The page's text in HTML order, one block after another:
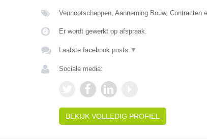
Vennootschappen, Aanneming Bouw, Contracten
Er wordt gewerkt op afspraak.
Laatste facebook posts ▼
Sociale media:
BEKIJK VOLLEDIG PROFIEL